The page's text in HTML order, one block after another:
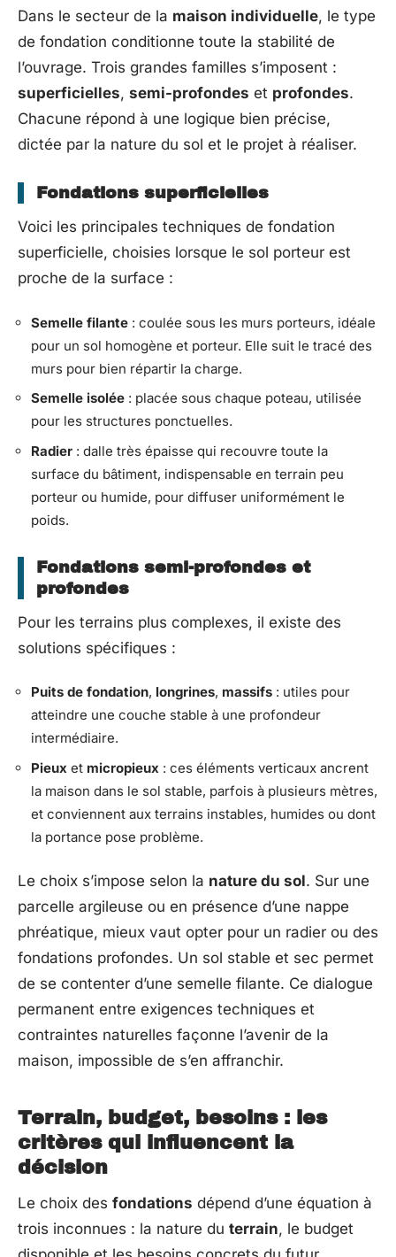
Dans le secteur de la maison individuelle, le type
de fondation conditionne toute la stabilité de
l’ouvrage. Trois grandes familles s’imposent :
superficielles, semi-profondes et profondes.
Chacune répond à une logique bien précise,
dictée par la nature du sol et le projet à réaliser.
Fondations superficielles
Voici les principales techniques de fondation
superficielle, choisies lorsque le sol porteur est
proche de la surface :
Semelle filante : coulée sous les murs porteurs, idéale
pour un sol homogène et porteur. Elle suit le tracé des
murs pour bien répartir la charge.
Semelle isolée : placée sous chaque poteau, utilisée
pour les structures ponctuelles.
Radier : dalle très épaisse qui recouvre toute la
surface du bâtiment, indispensable en terrain peu
porteur ou humide, pour diffuser uniformément le
poids.
Fondations semi-profondes et
profondes
Pour les terrains plus complexes, il existe des
solutions spécifiques :
Puits de fondation, longrines, massifs : utiles pour
atteindre une couche stable à une profondeur
intermédiaire.
Pieux et micropieux : ces éléments verticaux ancrent
la maison dans le sol stable, parfois à plusieurs mètres,
et conviennent aux terrains instables, humides ou dont
la portance pose problème.
Le choix s’impose selon la nature du sol. Sur une
parcelle argileuse ou en présence d’une nappe
phréatique, mieux vaut opter pour un radier ou des
fondations profondes. Un sol stable et sec permet
de se contenter d’une semelle filante. Ce dialogue
permanent entre exigences techniques et
contraintes naturelles façonne l’avenir de la
maison, impossible de s’en affranchir.
Terrain, budget, besoins : les
critères qui influencent la
décision
Le choix des fondations dépend d’une équation à
trois inconnues : la nature du terrain, le budget